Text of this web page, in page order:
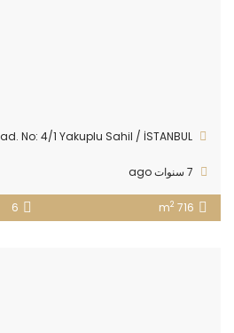
No: 4/1 Yakuplu Sahil / İSTANBUL
716 m
2
6